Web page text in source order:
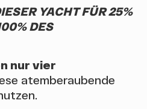
YACHT FÜR 25%
DES
nur vier
atemberaubende